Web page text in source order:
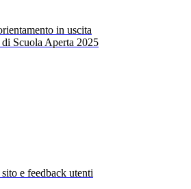
in uscita
Scuola Aperta 2025
e feedback utenti